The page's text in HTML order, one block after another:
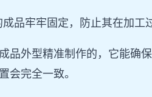
牢牢固定，防止其在加工
外型精准制作的，它能确
会完全一致。